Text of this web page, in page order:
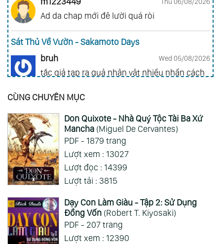
Ad da chap mới đê lười quá ròi
Sát Thủ Về Vườn - Sakamoto Days
bruh
Wed 05/08/2026
tắc giả tạp ra quả nhân vật nhiều nhần cách
Gia Đình Điệp Viên - Spy X Family
ai hỏi 123
Wed 05/08/2026
Mong 1 ngày shop ra 2 chap
Xem Thêm
CÙNG CHUYÊN MỤC
Don Quixote - Nhà Quý Tộc Tài Ba Xứ
Mancha(Miguel De Cervantes)
PDF - 1879 trang
Lượt xem : 13027
Lượt đọc : 14399
Lượt tải : 3815
Dạy Con Làm Giàu - Tập 2: Sử Dụng
Đồng Vốn(Robert T. Kiyosaki)
PDF - 207 trang
Lượt xem : 12390